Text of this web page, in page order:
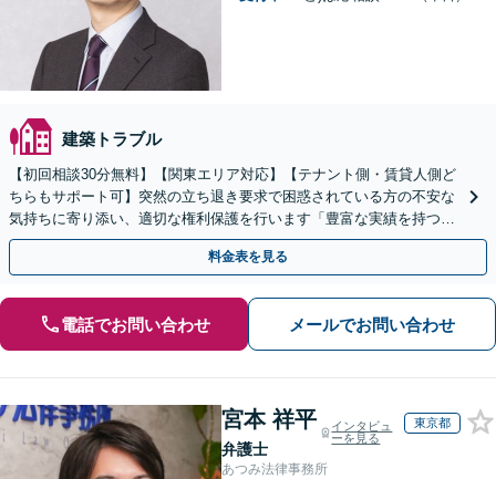
建築トラブル
【初回相談30分無料】【関東エリア対応】【テナント側・賃貸人側ど
ちらもサポート可】突然の立ち退き要求で困惑されている方の不安な
気持ちに寄り添い、適切な権利保護を行います「豊富な実績を持つ弁
護士チームによる総合的サポート」【休日・夜間相談可】
料金表を見る
電話でお問い合わせ メールでお問い合わせ
宮本 祥平
弁護士
インタビュ
ーを見る
東京都
あつみ法律事務所